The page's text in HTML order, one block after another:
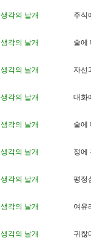
생각의 날개 주식
생각의 날개 술에
생각의 날개 자선
생각의 날개 대화
생각의 날개 술에
생각의 날개 정에
생각의 날개 평정
생각의 날개 여 유
생각의 날개 귀 찮